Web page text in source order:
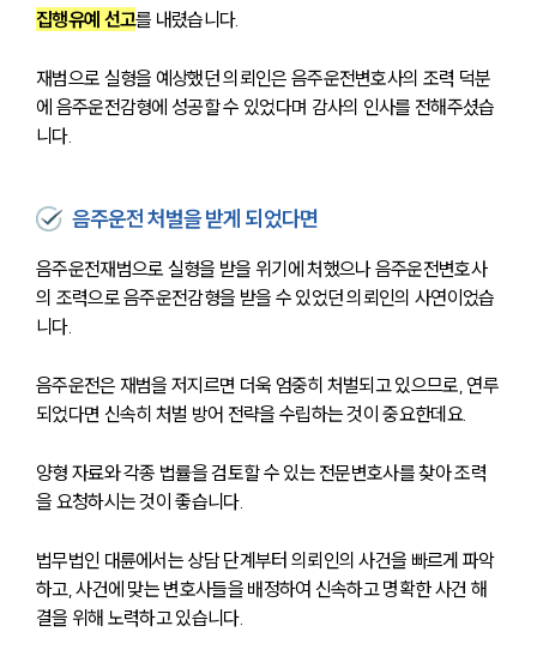
업무사례
업무사례
고객후기
업무분야
구성원 소개
법률상담전문변호사
소식/자료
언론보도
공지사항
집행유예 선고를 내렸습니다.
재범으로 실형을 예상했던 의뢰인은 음주운전변호사의 조력 덕분
에 음주운전감형에 성공할 수 있었다며 감사의 인사를 전해주셨습
니다.
음주운전 처벌을 받게 되었다면
음주운전재범으로 실형을 받을 위기에 처했으나 음주운전변호사
의 조력으로 음주운전감형을 받을 수 있었던 의뢰인의 사연이었습
니다.
음주운전은 재범을 저지르면 더욱 엄중히 처벌되고 있으므로, 연루
되었다면 신속히 처벌 방어 전략을 수립하는 것이 중요한데요.
양형 자료와 각종 법률을 검토할 수 있는 전문변호사를 찾아 조력
을 요청하시는 것이 좋습니다.
법무법인 대륜에서는 상담 단계부터 의뢰인의 사건을 빠르게 파악
하고, 사건에 맞는 변호사들을 배정하여 신속하고 명확한 사건 해
결을 위해 노력하고 있습니다.